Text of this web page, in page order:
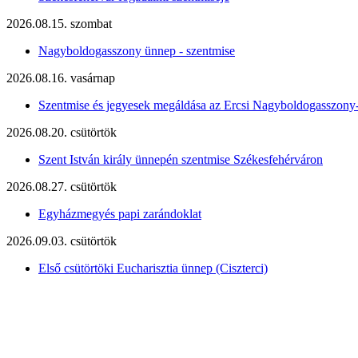
2026.08.15. szombat
Nagyboldogasszony ünnep - szentmise
2026.08.16. vasárnap
Szentmise és jegyesek megáldása az Ercsi
2026.08.20. csütörtök
Szent István király ünnepén szentmise Székesfehérváron
2026.08.27. csütörtök
Egyházmegyés papi zarándoklat
2026.09.03. csütörtök
Első csütörtöki Eucharisztia ünnep (Ciszterci)